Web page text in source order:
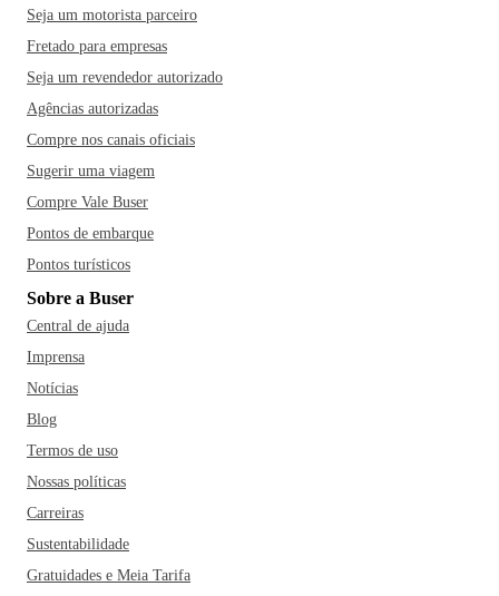
Seja um motorista parceiro
Fretado para empresas
Seja um revendedor autorizado
Agências autorizadas
Compre nos canais oficiais
Sugerir uma viagem
Compre Vale Buser
Pontos de embarque
Pontos turísticos
Sobre a Buser
Central de ajuda
Imprensa
Notícias
Blog
Termos de uso
Nossas políticas
Carreiras
Sustentabilidade
Gratuidades e Meia Tarifa